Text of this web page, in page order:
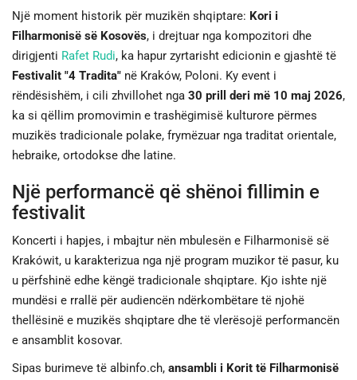
TECH
JETA
SPORTI
SHENDETI
Një moment historik për muzikën shqiptare: Kori i
Filharmonisë së Kosovës, i drejtuar nga kompozitori dhe
dirigjenti Rafet Rudi, ka hapur zyrtarisht edicionin e gjashtë të
Festivalit "4 Tradita" në Kraków, Poloni. Ky event i
rëndësishëm, i cili zhvillohet nga 30 prill deri më 10 maj 2026,
ka si qëllim promovimin e trashëgimisë kulturore përmes
muzikës tradicionale polake, frymëzuar nga traditat orientale,
hebraike, ortodokse dhe latine.
Një performancë që shënoi fillimin e
festivalit
Koncerti i hapjes, i mbajtur nën mbulesën e Filharmonisë së
Krakówit, u karakterizua nga një program muzikor të pasur, ku
u përfshinë edhe këngë tradicionale shqiptare. Kjo ishte një
mundësi e rrallë për audiencën ndërkombëtare të njohë
thellësinë e muzikës shqiptare dhe të vlerësojë performancën
e ansamblit kosovar.
Sipas burimeve të albinfo.ch, ansambli i Korit të Filharmonisë